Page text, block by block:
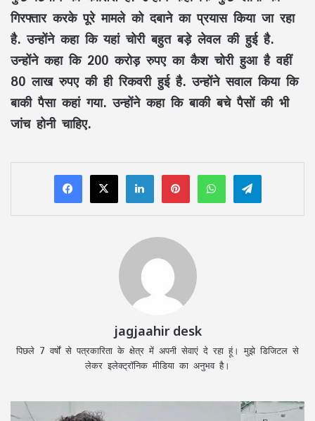
गिरफ्तार करके पूरे मामले को दबाने का प्रयास किया जा रहा
है. उन्होंने कहा कि यहां चोरी बहुत बड़े लेवल की हुई है.
उन्होंने कहा कि 200 करोड़ रुपए का कैश चोरी हुआ है वहीं
80 लाख रुपए की ही रिकवरी हुई है. उन्होंने सवाल किया कि
बाकी पैसा कहां गया. उन्होंने कहा कि बाकी बचे पैसों की भी
जांच होनी चाहिए.
LinkedInPinterestWhatsAppTelegram
jagjaahir desk
पिछले 7 वर्षों से पत्रकारिता के क्षेत्र में अपनी सेवाएं दे रहा हूं। मुझे डिजिटल से
लेकर इलेक्ट्रॉनिक मीडिया का अनुभव है।